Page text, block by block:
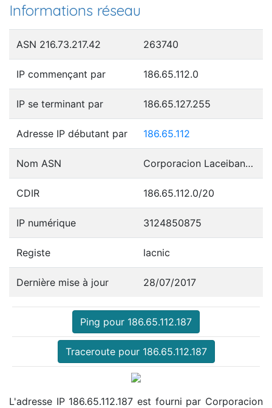
Informations réseau
ASN 216.73.217.42 263740
IP commençant par 186.65.112.0
IP se terminant par 186.65.127.255
Adresse IP débutant par 186.65.112
Nom ASN Corporacion Laceibanetsociety
CDIR 186.65.112.0/20
IP numérique 3124850875
Registe lacnic
Dernière mise à jour 28/07/2017
Ping pour 186.65.112.187
Traceroute pour 186.65.112.187
L'adresse IP 186.65.112.187 est fourni par Corporacion